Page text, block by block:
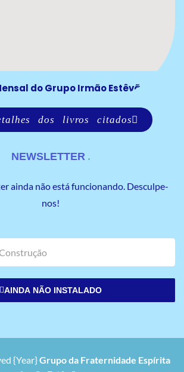
do Grupo Irmão Estêvão
dos livros citados
NEWSLETTER
ainda não está funcionando. Desculpe-
nos!
AINDA NÃO INSTALADO
{Year}Grupo da Fraternidade Espírita